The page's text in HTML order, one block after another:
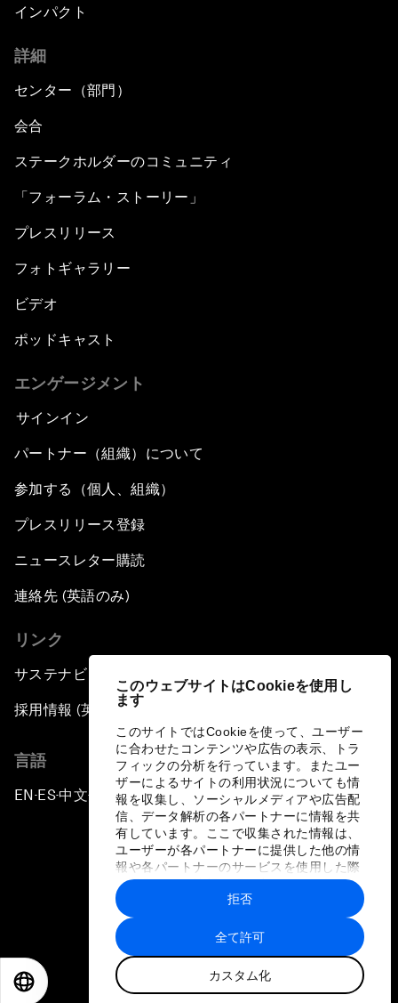
このウェブサイトはCookieを使用し
ます
このサイトではCookieを使って、ユーザー
に合わせたコンテンツや広告の表示、トラ
フィックの分析を行っています。またユー
ザーによるサイトの利用状況についても情
報を収集し、ソーシャルメディアや広告配
信、データ解析の各パートナーに情報を共
有しています。ここで収集された情報は、
ユーザーが各パートナーに提供した他の情
報や各パートナーのサービスを使用した際
に収集された情報と組み合わされ、各パー
トナーによって使用されることがありま
す。
全て許可
カスタム化
拒否
インパクト
詳細
センター（部門）
会合
ステークホルダーのコミュニティ
「フォーラム・ストーリー」
プレスリリース
フォトギャラリー
ビデオ
ポッドキャスト
エンゲージメント
サインイン
パートナー（組織）について
参加する（個人、組織）
プレスリリース登録
ニュースレター購読
連絡先 (英語のみ)
リンク
サステナビリティへの取り組み
採用情報 (英語のみ)
言語
EN ▪ES▪中文▪ 日本語
プライバシーポリシーと利用規約
サイトマップ
©
世界経済フォーラム